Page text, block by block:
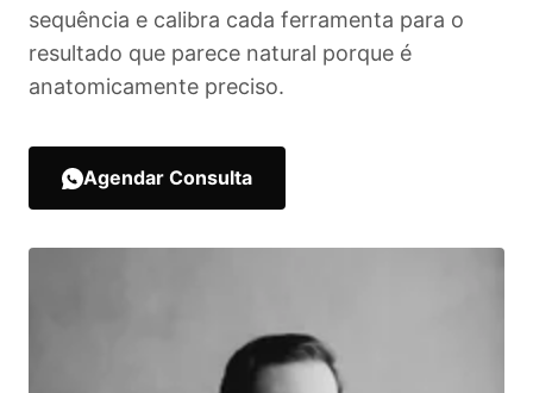
sequência e calibra cada ferramenta para o
resultado que parece natural porque é
anatomicamente preciso.
Agendar Consulta